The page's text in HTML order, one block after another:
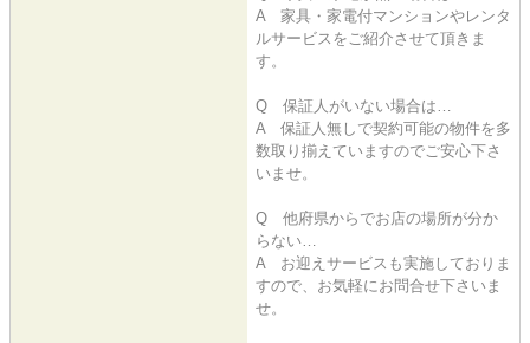
A 家具・家電付マンションやレンタ
ルサービスをご紹介させて頂きま
す。
Q 保証人がいない場合は…
A 保証人無しで契約可能の物件を多
数取り揃えていますのでご安心下さ
いませ。
Q 他府県からでお店の場所が分か
らない…
A お迎えサービスも実施しておりま
すので、お気軽にお問合せ下さいま
せ。